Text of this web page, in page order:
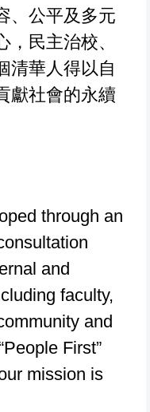
、公平及多元
民主治校、
清華人得以自
獻社會的永續
through an
and
faculty,
and
First”
mission is